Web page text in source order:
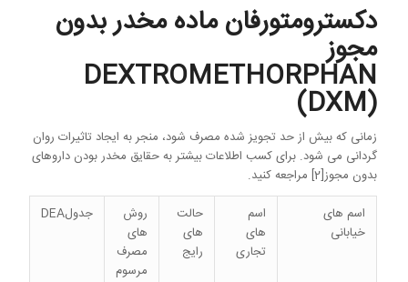
دکسترومتورفان ماده مخدر بدون
مجوز
DEXTROMETHORPHAN
(DXM)
زمانی که بیش از حد تجویز شده مصرف شود، منجر به ایجاد تاثیرات روان
گردانی می شود. برای کسب اطلاعات بیشتر به حقایق مخدر بودن داروهای
بدون مجوز[2] مراجعه کنید.
اسم های
خیابانی
اسم
های
تجاری
حالت
های
رایج
روش
های
مصرف
مرسوم
جدولDEA